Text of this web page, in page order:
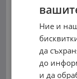
гр. Бургас,
Меден Рудник,
0899036258,
Ние и
да
до
и да